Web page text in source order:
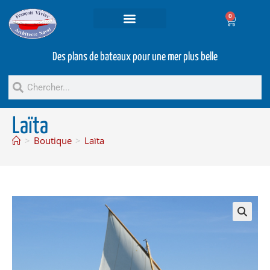
0
Des plans de bateaux pour une mer plus belle
Laïta
> Boutique > Laïta